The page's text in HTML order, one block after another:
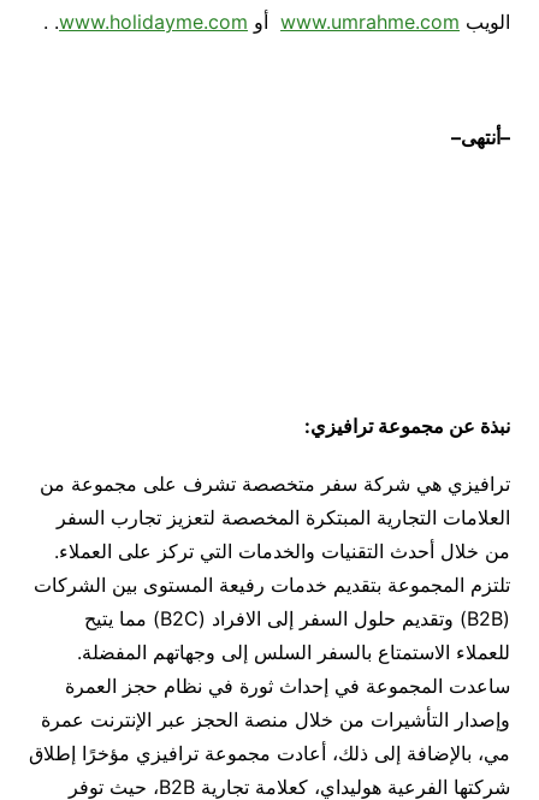
الويب www.umrahme.comأو www.holidayme.com
. .
–أنتهى–
نبذة عن مجموعة ترافيزي:
ترافيزي هي شركة سفر متخصصة تشرف على مجموعة من
العلامات التجارية المبتكرة المخصصة لتعزيز تجارب السفر
من خلال أحدث التقنيات والخدمات التي تركز على العملاء.
تلتزم المجموعة بتقديم خدمات رفيعة المستوى بين الشركات
(B2B) وتقديم حلول السفر إلى الافراد (B2C) مما يتيح
للعملاء الاستمتاع بالسفر السلس إلى وجهاتهم المفضلة.
ساعدت المجموعة في إحداث ثورة في نظام حجز العمرة
وإصدار التأشيرات من خلال منصة الحجز عبر الإنترنت عمرة
مي، بالإضافة إلى ذلك، أعادت مجموعة ترافيزي مؤخرًا إطلاق
شركتها الفرعية هوليداي، كعلامة تجارية B2B، حيث توفر